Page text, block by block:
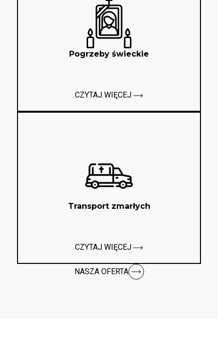
Pogrzeby świeckie
CZYTAJ WIĘCEJ
Transport zmarłych
CZYTAJ WIĘCEJ
NASZA OFERTA